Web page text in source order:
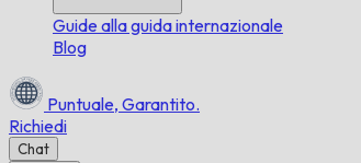
Guide alla guida internazionale
Blog
Puntuale, Garantito.
Richiedi
Chat